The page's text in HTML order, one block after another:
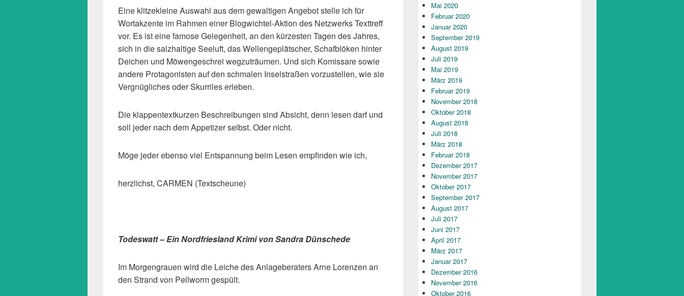
Eine klitzekleine Auswahl aus dem gewaltigen Angebot stelle ich für
Wortakzente im Rahmen einer Blogwichtel-Aktion des Netzwerks Texttreff
vor. Es ist eine famose Gelegenheit, an den kürzesten Tagen des Jahres,
sich in die salzhaltige Seeluft, das Wellengeplätscher, Schafblöken hinter
Deichen und Möwengeschrei wegzuträumen. Und sich Komissare sowie
andere Protagonisten auf den schmalen Inselstraßen vorzustellen, wie sie
Vergnügliches oder Skurriles erleben.
Die klappentextkurzen Beschreibungen sind Absicht, denn lesen darf und
soll jeder nach dem Appetizer selbst. Oder nicht.
Möge jeder ebenso viel Entspannung beim Lesen empfinden wie ich,
herzlichst, CARMEN (Textscheune)
Todeswatt – Ein Nordfriesland Krimi von Sandra Dünschede
Im Morgengrauen wird die Leiche des Anlageberaters Arne Lorenzen an
den Strand von Pellworm gespült.
Mai 2020
Februar 2020
Januar 2020
September 2019
August 2019
Juli 2019
Mai 2019
März 2019
Februar 2019
November 2018
Oktober 2018
August 2018
Juli 2018
März 2018
Februar 2018
Dezember 2017
November 2017
Oktober 2017
September 2017
August 2017
Juli 2017
Juni 2017
April 2017
März 2017
Januar 2017
Dezember 2016
November 2016
Oktober 2016